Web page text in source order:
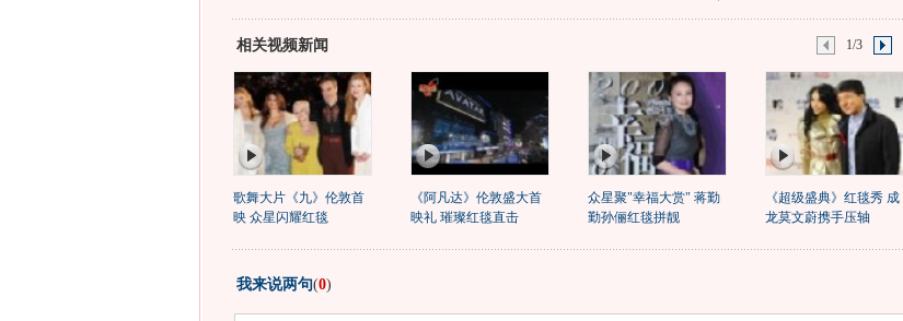
相关视频新闻 1/3
歌舞大片《九》伦敦首
映 众星闪耀红毯
《阿凡达》伦敦盛大首
映礼 璀璨红毯直击
众星聚"幸福大赏" 蒋勤
勤孙俪红毯拼靓
《超级盛典》红毯秀 成
龙莫文蔚携手压轴
我来说两句(0)